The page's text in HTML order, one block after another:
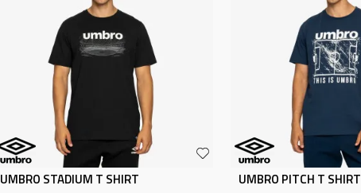
UMBRO STADIUM T SHIRT UMBRO PITCH T SHIRT